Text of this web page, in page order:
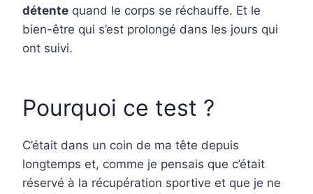
détente quand le corps se réchauffe. Et le
bien-être qui s’est prolongé dans les jours qui
ont suivi.
Pourquoi ce test ?
C’était dans un coin de ma tête depuis
longtemps et, comme je pensais que c’était
réservé à la récupération sportive et que je ne